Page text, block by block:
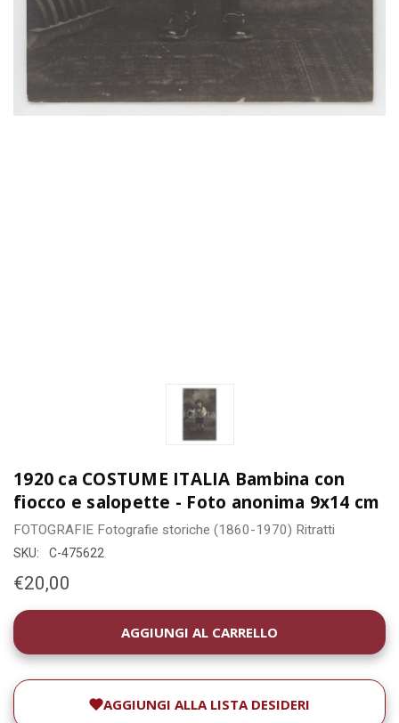
1920 ca COSTUME ITALIA Bambina con
fiocco e salopette - Foto anonima 9x14 cm
FOTOGRAFIE Fotografie storiche (1860-1970) Ritratti
SKU: C-475622
€20,00
DISPONIBILITÀ
ATTUALE:
AGGIUNGI ALLA LISTA DESIDERI